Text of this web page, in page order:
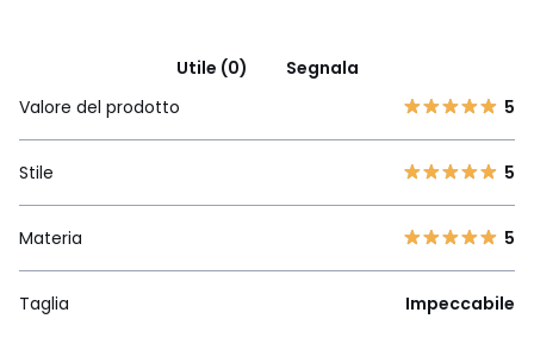
Utile (0)
Segnala
Valore del prodotto
5
Stile 5
Materia 5
Taglia Impeccabile